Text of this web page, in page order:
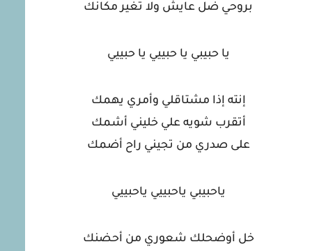
بروحي ضل عايش ولا تغير مكانك
يا حبيبي يا حبييي يا حبييي
إنته إذا مشتاقلي وأمري يهمك
أتقرب شويه علي خليني أشمك
على صدري من تجيني راح أضمك
ياحبيبي ياحبييي ياحبييي
خل أوضحلك شعوري من أحضنك